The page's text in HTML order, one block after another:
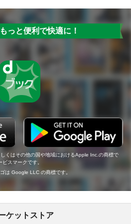
っと便利で快適に！
くはその他の国や地域におけるApple Inc.の商標で
スマークです。
は Google LLC の商標です。
ケットストア